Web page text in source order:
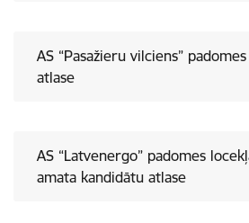
AS “Pasažieru vilciens”
atlase
AS “Latvenergo” padomes
amata kandidātu atlase